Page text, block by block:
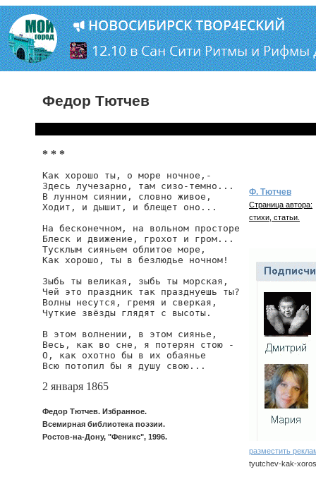
Федор Тютчев
* * *
Как хорошо ты, о море ночное,-
Здесь лучезарно, там сизо-темно...
В лунном сиянии, словно живое,
Ходит, и дышит, и блещет оно...
На бесконечном, на вольном просторе
Блеск и движение, грохот и гром...
Тусклым сияньем облитое море,
Как хорошо, ты в безлюдье ночном!
Зыбь ты великая, зыбь ты морская,
Чей это праздник так празднуешь ты?
Волны несутся, гремя и сверкая,
Чуткие звёзды глядят с высоты.
В этом волнении, в этом сиянье,
Весь, как во сне, я потерян стою -
О, как охотно бы в их обаянье
Всю потопил бы я душу свою...
2 января 1865
Федор Тютчев. Избранное.
Всемирная библиотека поэзии.
Ростов-на-Дону, "Феникс", 1996.
Ф. Тютчев
Страница автора:
стихи, статьи.
разместить
tyutchev-kak-